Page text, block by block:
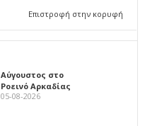
Επιστροφή στην κορυφή
Αύγουστος στο
Ροεινό Αρκαδίας
05-08-2026